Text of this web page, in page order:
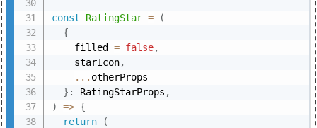
const RatingStar =
(
{
    filled
= false,
    starIcon
,
... otherProps
} : RatingStarProps ,
)
=> {
return
(